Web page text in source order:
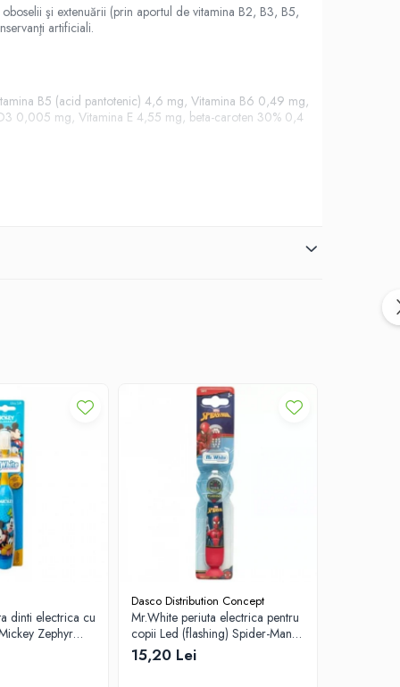
şi extenuării (prin aportul de vitamina B2, B3, B5,
artificiali.
B5 (acid pantotenic) 4,6 mg, Vitamina B6 0,49 mg,
0,005 mg, Vitamina E 4,55 mg, beta-caroten 30% 0,4
dinti electrica cu
Zephyr
Dasco Distribution Concept
Mr.White periuta electrica pentru
copii Led (flashing) Spider-Man
+3 ani Zephyr Labs
15,20 Lei